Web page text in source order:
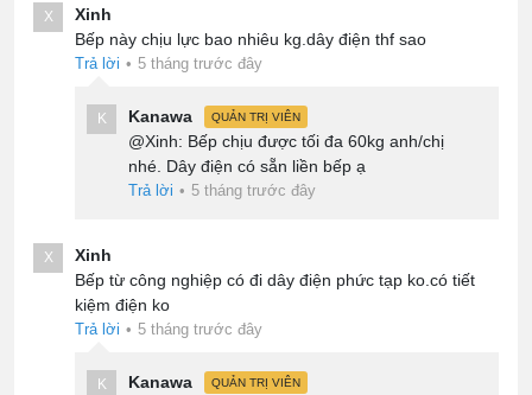
X
Xinh
Bếp này chịu lực bao nhiêu kg.dây điện thf sao
Trả lời • 5 tháng trước đây
K Kanawa QUẢN TRỊ VIÊN
@Xinh: Bếp chịu được tối đa 60kg anh/chị
nhé. Dây điện có sẵn liền bếp ạ
Trả lời • 5 tháng trước đây
X
Xinh
Bếp từ công nghiệp có đi dây điện phức tạp ko.có tiết
kiệm điện ko
Trả lời • 5 tháng trước đây
K Kanawa QUẢN TRỊ VIÊN